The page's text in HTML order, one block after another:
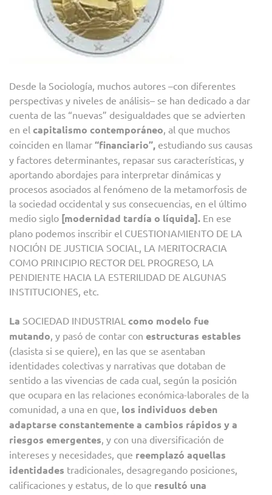
Desde la Sociología, muchos autores –con diferentes
perspectivas y niveles de análisis– se han dedicado a dar
cuenta de las “nuevas” desigualdades que se advierten
en el capitalismo contemporáneo , al que muchos
coinciden en llamar “financiario”, estudiando sus causas
y factores determinantes, repasar sus características, y
aportando abordajes para interpretar dinámicas y
procesos asociados al fenómeno de la metamorfosis de
la sociedad occidental y sus consecuencias, en el último
medio siglo [modernidad tardía o líquida]. En ese
plano podemos inscribir el CUESTIONAMIENTO DE LA
NOCIÓN DE JUSTICIA SOCIAL, LA MERITOCRACIA
COMO PRINCIPIO RECTOR DEL PROGRESO, LA
PENDIENTE HACIA LA ESTERILIDAD DE ALGUNAS
INSTITUCIONES, etc.
La SOCIEDAD INDUSTRIAL como modelo fue
mutando , y pasó de contar con estructuras estables
(clasista si se quiere), en las que se asentaban
identidades colectivas y narrativas que dotaban de
sentido a las vivencias de cada cual, según la posición
que ocupara en las relaciones económica-laborales de la
comunidad, a una en que, los individuos deben
adaptarse constantemente a cambios rápidos y a
riesgos emergentes , y con una diversificación de
intereses y necesidades, que reemplazó aquellas
identidades tradicionales, desagregando posiciones,
calificaciones y estatus, de lo que resultó una